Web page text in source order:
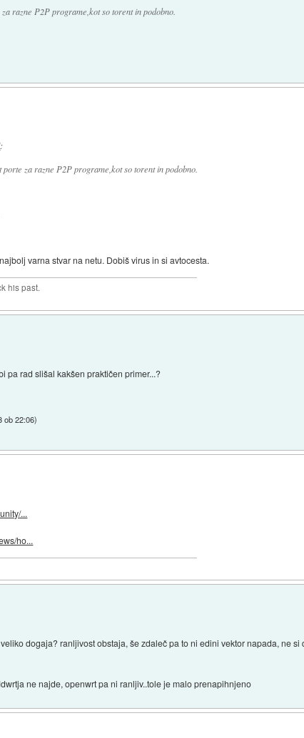
razne P2P programe,kot so torent in podobno.
:
za razne P2P programe,kot so torent in podobno.
varna stvar na netu. Dobiš virus in si avtocesta.
his past.
pa rad slišal kakšen praktičen primer...?
ob 22:06)
...
ho...
dogaja? ranljivost obstaja, še zdaleč pa to ni edini vektor napada, ne
ne najde, openwrt pa ni ranljiv..tole je malo prenapihnjeno